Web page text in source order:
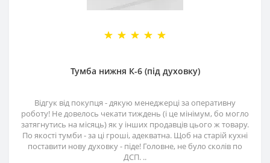
Тумба нижня К-6 (під духовку)
Відгук від покупця - дякую менеджерці за оперативну
роботу! Не довелось чекати тиждень (і це мінімум, бо могло
затягнутись на місяць) як у інших продавців цього ж товару.
По якості тумби - за ці гроші, адекватна. Щоб на старій кухні
поставити нову духовку - піде! Головне, не було сколів по
ДСП. ..